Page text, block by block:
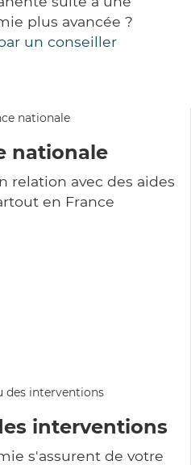
plus avancée ?
un conseiller
nationale
relation avec des aides
en France
interventions
s'assurent de votre